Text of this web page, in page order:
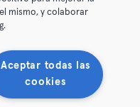
All rights reserved.
widerrufen
mismo, y colaborar
Aceptar todas las
cookies